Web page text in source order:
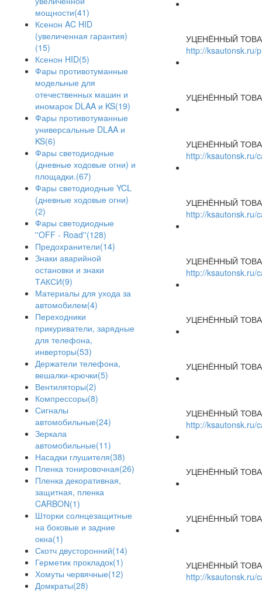
мощности(41)
Ксенон AC HID
(увеличенная гарантия)
(15)
Ксенон HID(5)
Фары противотуманные
модельные для
отечественных машин и
иномарок DLAA и KS(19)
Фары противотуманные
универсальные DLAA и
KS(6)
Фары светодиодные
(дневные ходовые огни) и
площадки.(67)
Фары светодиодные YCL
(дневные ходовые огни)
(2)
Фары светодиодные
''OFF - Road''(128)
Предохранители(14)
Знаки аварийной
остановки и знаки
ТАКСИ(9)
Материалы для ухода за
автомобилем(4)
Переходники
прикуриватели, зарядные
для телефона,
инверторы(53)
Держатели телефона,
вешалки-крючки(5)
Вентиляторы(2)
Компрессоры(8)
Сигналы
автомобильные(24)
Зеркала
автомобильные(11)
Насадки глушителя(38)
Пленка тонировочная(26)
Пленка декоративная,
защитная, пленка
CARBON(1)
Шторки солнцезащитные
на боковые и задние
окна(1)
Скотч двусторонний(14)
Герметик прокладок(1)
Хомуты червячные(12)
Домкраты(28)
УЦЕНЁННЫЙ
http://ksautonsk.ru/
УЦЕНЁННЫЙ
УЦЕНЁННЫЙ
http://ksautonsk.ru/
УЦЕНЁННЫЙ
http://ksautonsk.ru/
УЦЕНЁННЫЙ
http://ksautonsk.ru/
УЦЕНЁННЫЙ
УЦЕНЁННЫЙ
УЦЕНЁННЫЙ
http://ksautonsk.ru/
УЦЕНЁННЫЙ
УЦЕНЁННЫЙ
УЦЕНЁННЫЙ
http://ksautonsk.ru/